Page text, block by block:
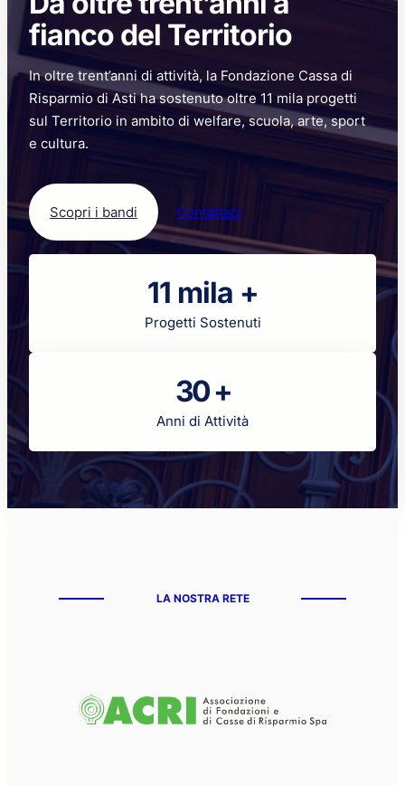
il
dei
giovani
fianco del Territorio
In oltre trent’anni di attività, la Fondazione Cassa di
Risparmio di Asti ha sostenuto oltre 11 mila progetti
sul Territorio in ambito di welfare, scuola, arte, sport
e cultura.
Scopri i bandi Contattaci
11 mila +
Progetti Sostenuti
30 +
Anni di Attività
LA NOSTRA RETE